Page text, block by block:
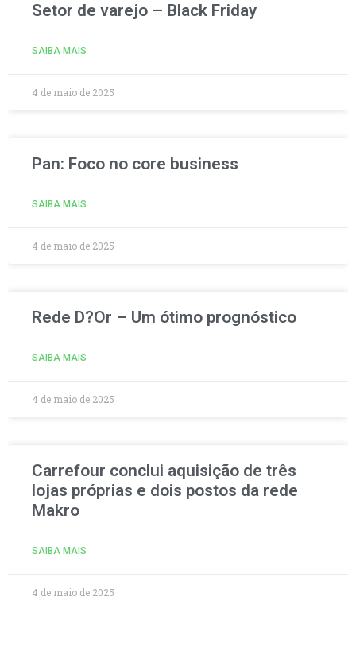
Setor de varejo – Black Friday
SAIBA MAIS
4 de maio de 2025
Pan: Foco no core business
SAIBA MAIS
4 de maio de 2025
Rede D?Or – Um ótimo prognóstico
SAIBA MAIS
4 de maio de 2025
Carrefour conclui aquisição de três
lojas próprias e dois postos da rede
Makro
SAIBA MAIS
4 de maio de 2025